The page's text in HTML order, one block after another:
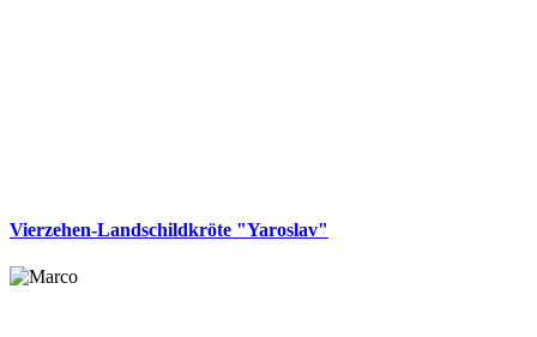
Vierzehen-Landschildkröte "Yaroslav"